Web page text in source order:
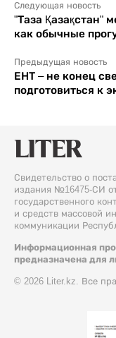
Следующая новость
"Таза Қазақстан"
как обычные
Предыдущая новость
ЕНТ – не конец
подготовиться к
Свидетельство о
издания №16475-СИ
государственного
и средств массовой
коммуникации
Информационная
предназначена для
© 2026 Liter.kz. Все